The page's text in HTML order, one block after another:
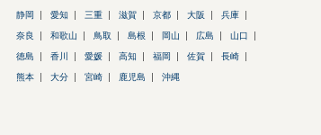
静岡 愛知 三重 滋賀 京都 大阪 兵庫
奈良 和歌山 鳥取 島根 岡山 広島 山口
徳島 香川 愛媛 高知 福岡 佐賀 長崎
熊本 大分 宮崎 鹿児島 沖縄